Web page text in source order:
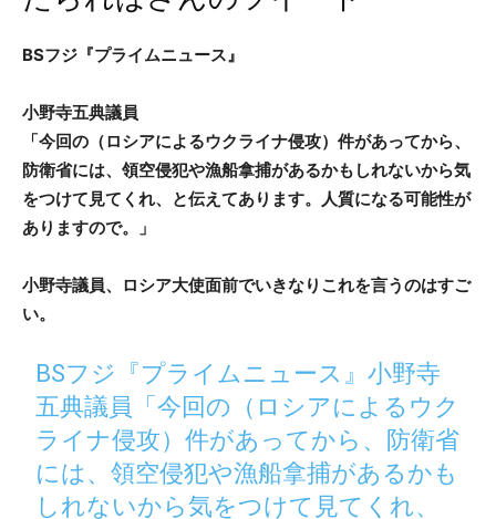
BSフジ『プライムニュース』
小野寺五典議員
「今回の（ロシアによるウクライナ侵攻）件があってから、
防衛省には、領空侵犯や漁船拿捕があるかもしれないから気
をつけて見てくれ、と伝えてあります。人質になる可能性が
ありますので。」
小野寺議員、ロシア大使面前でいきなりこれを言うのはすご
い。
BSフジ『プライムニュース』小野寺
五典議員「今回の（ロシアによるウク
ライナ侵攻）件があってから、防衛省
には、領空侵犯や漁船拿捕があるかも
しれないから気をつけて見てくれ、